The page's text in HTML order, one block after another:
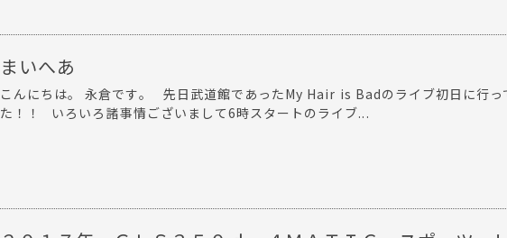
まいへあ
こんにちは。 永倉です。 先日武道館であったMy Hair is Badのライブ初日に行っ
た！！ いろいろ諸事情ございまして6時スタートのライブ...